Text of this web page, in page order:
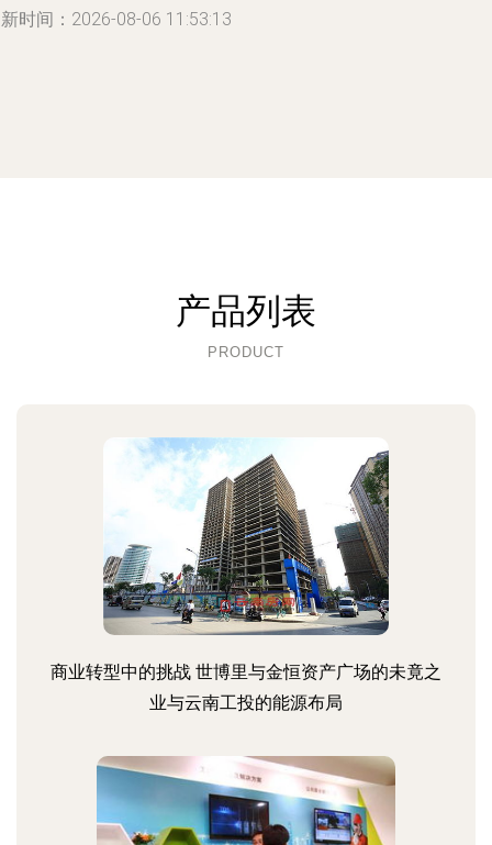
时间：2026-08-06 11:53:13
产品列表
PRODUCT
商业转型中的挑战 世博里与金恒资产广场的未竟之
业与云南工投的能源布局